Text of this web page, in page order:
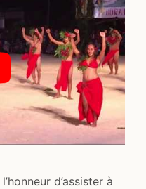
d’assister à